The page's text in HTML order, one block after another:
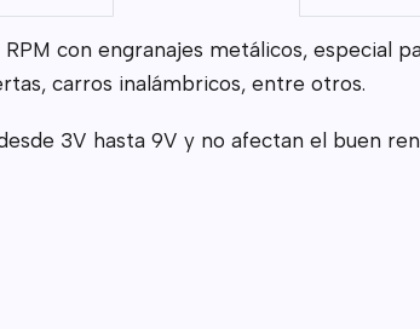
con engranajes metálicos,
carros inalámbricos, entre otros.
3V hasta 9V y no afectan el buen